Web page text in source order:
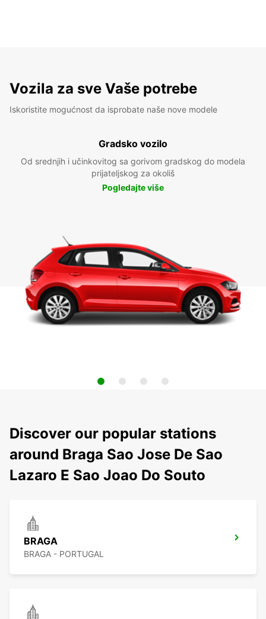
Vozila za sve Vaše potrebe
Iskoristite mogućnost da isprobate naše nove modele
Gradsko vozilo
Od srednjih i učinkovitog sa gorivom gradskog do modela
prijateljskog za okoliš
Pogledajte više
Discover our popular stations
around Braga Sao Jose De Sao
Lazaro E Sao Joao Do Souto
BRAGA
BRAGA - PORTUGAL